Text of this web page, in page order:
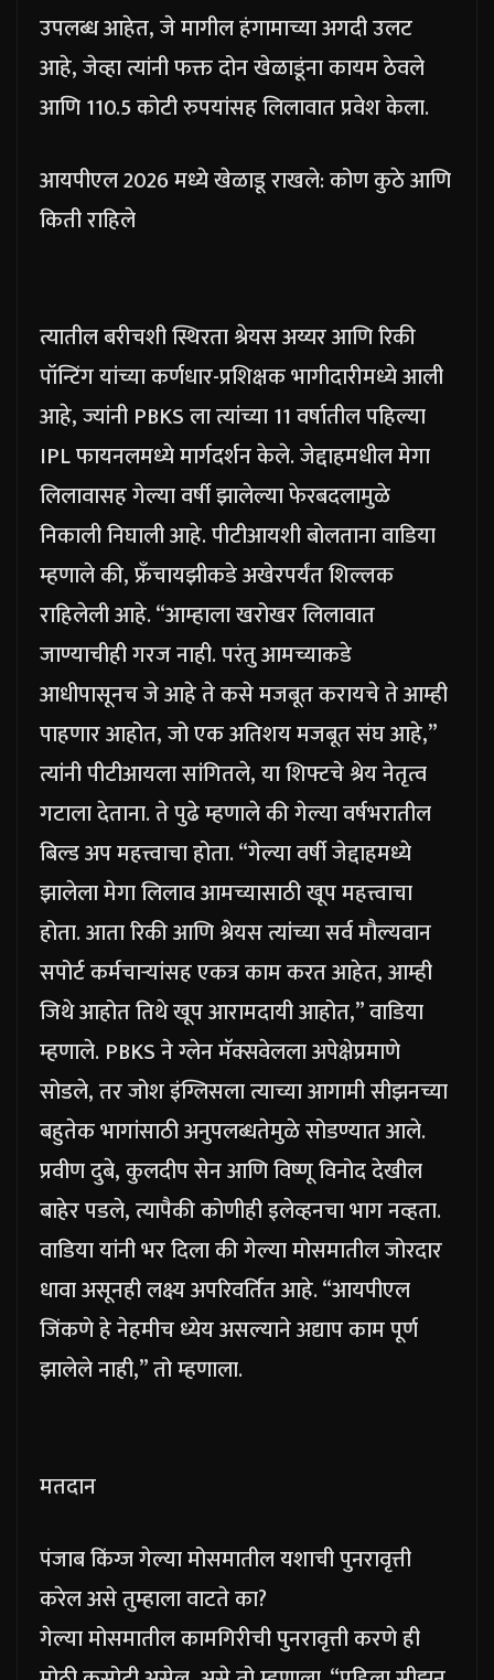
उपलब्ध आहेत, जे मागील हंगामाच्या अगदी उलट
आहे, जेव्हा त्यांनी फक्त दोन खेळाडूंना कायम ठेवले
आणि 110.5 कोटी रुपयांसह लिलावात प्रवेश केला.
आयपीएल 2026 मध्ये खेळाडू राखले: कोण कुठे आणि
किती राहिले
त्यातील बरीचशी स्थिरता श्रेयस अय्यर आणि रिकी
पॉन्टिंग यांच्या कर्णधार-प्रशिक्षक भागीदारीमध्ये आली
आहे, ज्यांनी PBKS ला त्यांच्या 11 वर्षातील पहिल्या
IPL फायनलमध्ये मार्गदर्शन केले.जेद्दाहमधील मेगा
लिलावासह गेल्या वर्षी झालेल्या फेरबदलामुळे
निकाली निघाली आहे.पीटीआयशी बोलताना वाडिया
म्हणाले की, फ्रँचायझीकडे अखेरपर्यंत शिल्लक
राहिलेली आहे.“आम्हाला खरोखर लिलावात
जाण्याचीही गरज नाही. परंतु आमच्याकडे
आधीपासूनच जे आहे ते कसे मजबूत करायचे ते आम्ही
पाहणार आहोत, जो एक अतिशय मजबूत संघ आहे,”
त्यांनी पीटीआयला सांगितले, या शिफ्टचे श्रेय नेतृत्व
गटाला देताना.ते पुढे म्हणाले की गेल्या वर्षभरातील
बिल्ड अप महत्त्वाचा होता.“गेल्या वर्षी जेद्दाहमध्ये
झालेला मेगा लिलाव आमच्यासाठी खूप महत्त्वाचा
होता. आता रिकी आणि श्रेयस त्यांच्या सर्व मौल्यवान
सपोर्ट कर्मचाऱ्यांसह एकत्र काम करत आहेत, आम्ही
जिथे आहोत तिथे खूप आरामदायी आहोत,” वाडिया
म्हणाले. PBKS ने ग्लेन मॅक्सवेलला अपेक्षेप्रमाणे
सोडले, तर जोश इंग्लिसला त्याच्या आगामी सीझनच्या
बहुतेक भागांसाठी अनुपलब्धतेमुळे सोडण्यात आले.
प्रवीण दुबे, कुलदीप सेन आणि विष्णू विनोद देखील
बाहेर पडले, त्यापैकी कोणीही इलेव्हनचा भाग नव्हता.
वाडिया यांनी भर दिला की गेल्या मोसमातील जोरदार
धावा असूनही लक्ष्य अपरिवर्तित आहे. “आयपीएल
जिंकणे हे नेहमीच ध्येय असल्याने अद्याप काम पूर्ण
झालेले नाही,” तो म्हणाला.
मतदान
पंजाब किंग्ज गेल्या मोसमातील यशाची पुनरावृत्ती
करेल असे तुम्हाला वाटते का?
गेल्या मोसमातील कामगिरीची पुनरावृत्ती करणे ही